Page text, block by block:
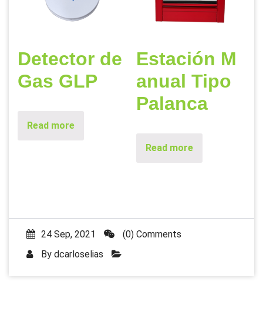
Detector de
Gas GLP
Read more
Estación M
anual Tipo
Palanca
Read more
24 Sep, 2021
(0) Comments
By dcarloselias